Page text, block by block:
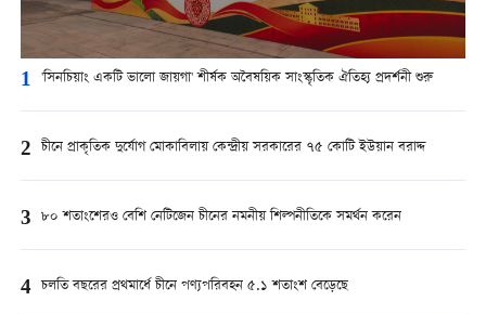
1 'সিনচিয়াং একটি ভালো জায়গা' শীর্ষক অবৈষয়িক সাংস্কৃতিক ঐতিহ্য প্রদর্শনী শুরু
2 চীনে প্রাকৃতিক দুর্যোগ মোকাবিলায় কেন্দ্রীয় সরকারের ৭৫ কোটি ইউয়ান বরাদ্দ
3 ৮০ শতাংশেরও বেশি নেটিজেন চীনের নমনীয় শিল্পনীতিকে সমর্থন করেন
4 চলতি বছরের প্রথমার্ধে চীনে পণ্যপরিবহন ৫.১ শতাংশ বেড়েছে